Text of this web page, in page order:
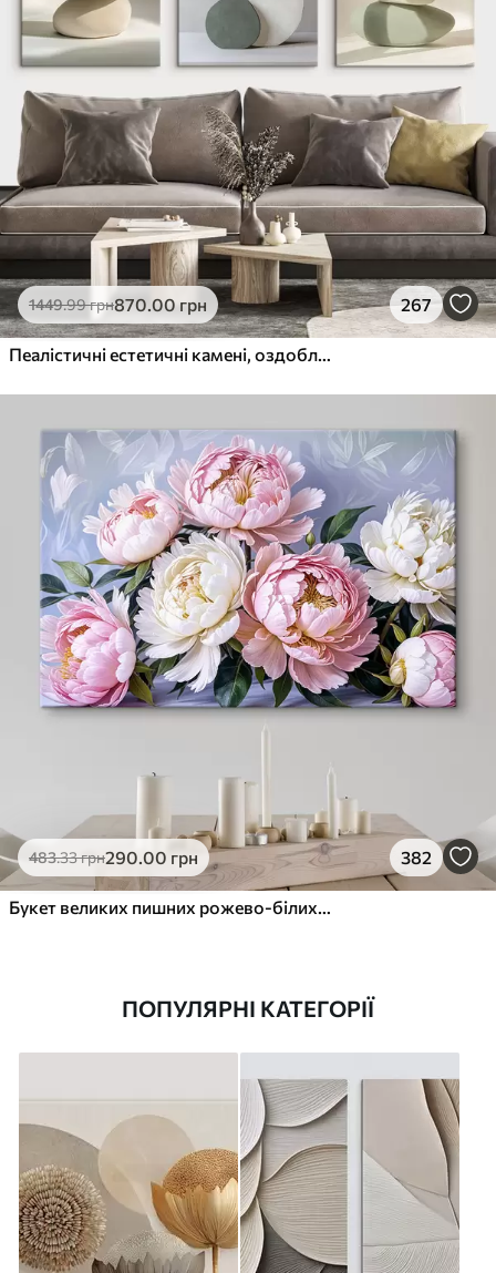
1449.99грн870.00 грн 267
Пеалістичні естетичні камені, оздоблення будинку, природне освітлення
483.33грн290.00 грн 382
Букет великих пишних рожево-білих квітів півонії із зеленим листям на м’якому розмитому фоні
ПОПУЛЯРНІ КАТЕГОРІЇ